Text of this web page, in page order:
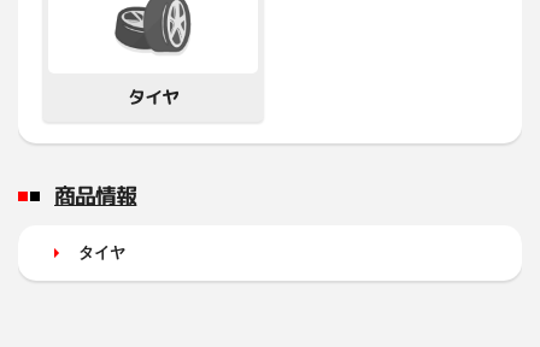
タイヤ
商品情報
タイヤ